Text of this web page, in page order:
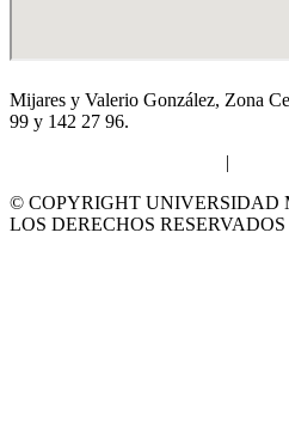
Mijares y Valerio González, Zona
99 y 142 27 96.
|
© COPYRIGHT UNIVERSIDAD
LOS DERECHOS RESERVADOS